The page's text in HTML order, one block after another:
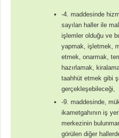
-4. maddesinde
sayılan haller ile
işlemler olduğu ve
yapmak, işletmek,
etmek, onarmak,
hazırlamak,
taahhüt etmek gibi
gerçekleşebileceği,
-9. maddesinde,
ikametgahının iş
merkezinin
görülen diğer